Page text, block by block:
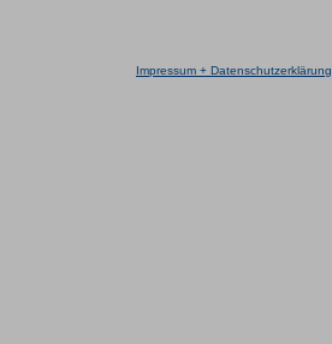
Impressum + Datenschutzerklärung